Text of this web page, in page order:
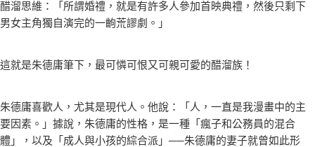
醋溜思維：「所謂婚禮，就是有許多人參加首映典禮，然後只剩下
男女主角獨自演完的一齣荒謬劇。」
這就是朱德庸筆下，最可憐可恨又可親可愛的醋溜族！
朱德庸喜歡人，尤其是現代人。他說：「人，一直是我漫畫中的主
要因素。」據說，朱德庸的性格，是一種「瘋子和公務員的混合
體」，以及「成人與小孩的綜合派」──朱德庸的妻子就曾如此形